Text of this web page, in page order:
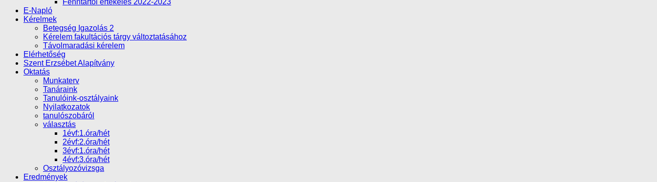
Fenntartói értékelés 2022-2023
E-Napló
Kérelmek
Betegség Igazolás 2
Kérelem fakultációs tárgy változtatásához
Távolmaradási kérelem
Elérhetőség
Szent Erzsébet Alapítvány
Oktatás
Munkaterv
Tanáraink
Tanulóink-osztályaink
Nyilatkozatok
tanulószobáról
választás
1évf:1.óra/hét
2évf:2.óra/hét
3évf:1.óra/hét
4évf:3.óra/hét
Osztályozóvizsga
Eredmények